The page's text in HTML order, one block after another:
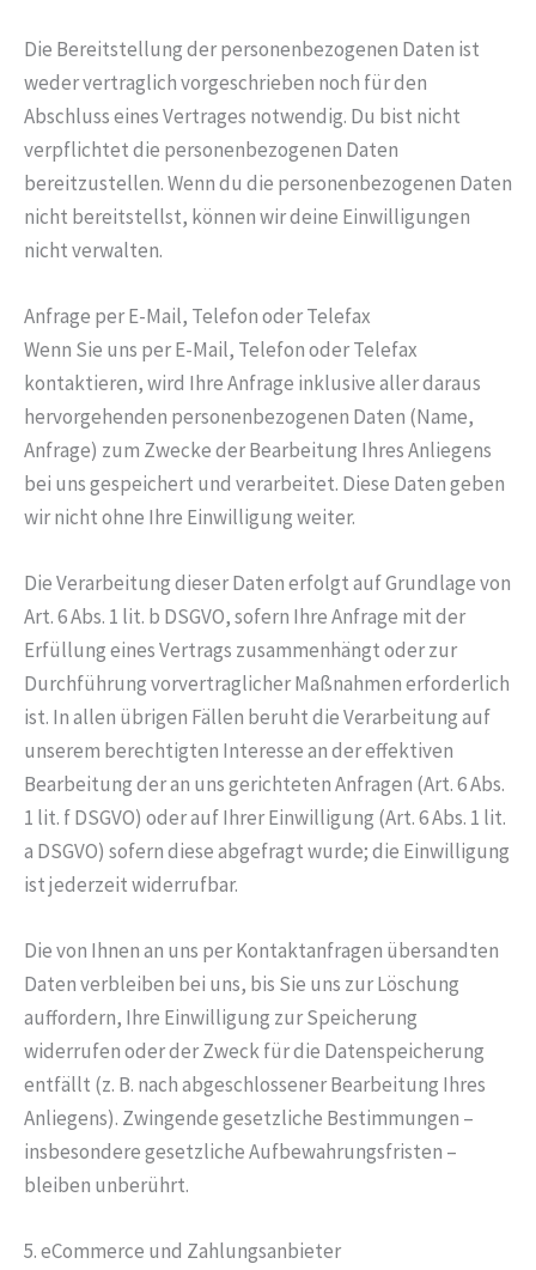
Die Bereitstellung der personenbezogenen Daten ist
weder vertraglich vorgeschrieben noch für den
Abschluss eines Vertrages notwendig. Du bist nicht
verpflichtet die personenbezogenen Daten
bereitzustellen. Wenn du die personenbezogenen Daten
nicht bereitstellst, können wir deine Einwilligungen
nicht verwalten.
Anfrage per E-Mail, Telefon oder Telefax
Wenn Sie uns per E-Mail, Telefon oder Telefax
kontaktieren, wird Ihre Anfrage inklusive aller daraus
hervorgehenden personenbezogenen Daten (Name,
Anfrage) zum Zwecke der Bearbeitung Ihres Anliegens
bei uns gespeichert und verarbeitet. Diese Daten geben
wir nicht ohne Ihre Einwilligung weiter.
Die Verarbeitung dieser Daten erfolgt auf Grundlage von
Art. 6 Abs. 1 lit. b DSGVO, sofern Ihre Anfrage mit der
Erfüllung eines Vertrags zusammenhängt oder zur
Durchführung vorvertraglicher Maßnahmen erforderlich
ist. In allen übrigen Fällen beruht die Verarbeitung auf
unserem berechtigten Interesse an der effektiven
Bearbeitung der an uns gerichteten Anfragen (Art. 6 Abs.
1 lit. f DSGVO) oder auf Ihrer Einwilligung (Art. 6 Abs. 1 lit.
a DSGVO) sofern diese abgefragt wurde; die Einwilligung
ist jederzeit widerrufbar.
Die von Ihnen an uns per Kontaktanfragen übersandten
Daten verbleiben bei uns, bis Sie uns zur Löschung
auffordern, Ihre Einwilligung zur Speicherung
widerrufen oder der Zweck für die Datenspeicherung
entfällt (z. B. nach abgeschlossener Bearbeitung Ihres
Anliegens). Zwingende gesetzliche Bestimmungen –
insbesondere gesetzliche Aufbewahrungsfristen –
bleiben unberührt.
5. eCommerce und Zahlungs­anbieter